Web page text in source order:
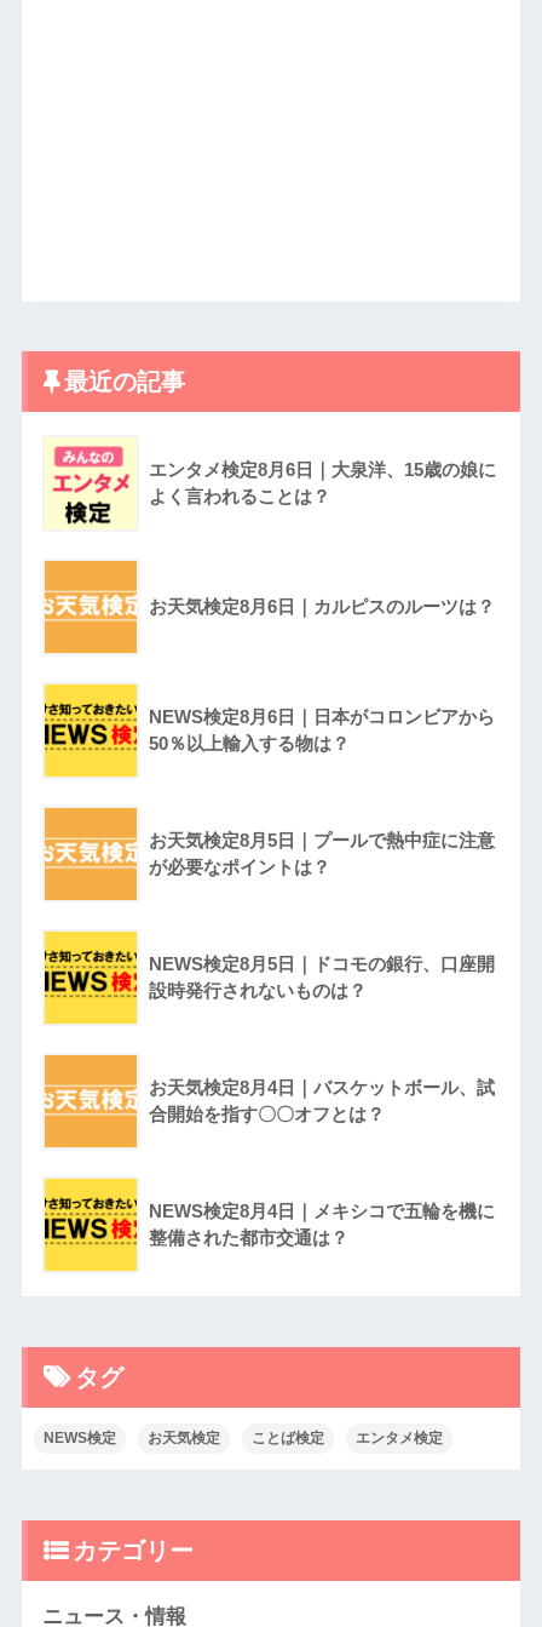
最近の記事
エンタメ検定8月6日｜大泉洋、15歳の娘に
よく言われることは？
お天気検定8月6日｜カルピスのルーツは？
NEWS検定8月6日｜日本がコロンビアから
50％以上輸入する物は？
お天気検定8月5日｜プールで熱中症に注意
が必要なポイントは？
NEWS検定8月5日｜ドコモの銀行、口座開
設時発行されないものは？
お天気検定8月4日｜バスケットボール、試
合開始を指す〇〇オフとは？
NEWS検定8月4日｜メキシコで五輪を機に
整備された都市交通は？
タグ
NEWS検定 お天気検定 ことば検定 エンタメ検定
カテゴリー
ニュース・情報